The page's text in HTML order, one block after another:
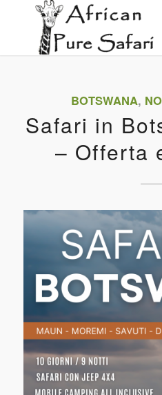
BOTSWANA,
Safari in
– Offerta